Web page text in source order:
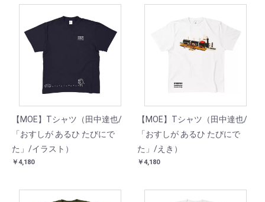
【MOE】Tシャツ（田中達也/
「おすしが あるひ たびにで
た」/イラスト）
￥4,180
【MOE】Tシャツ（田中達也/
「おすしが あるひ たびにで
た」/えき）
￥4,180